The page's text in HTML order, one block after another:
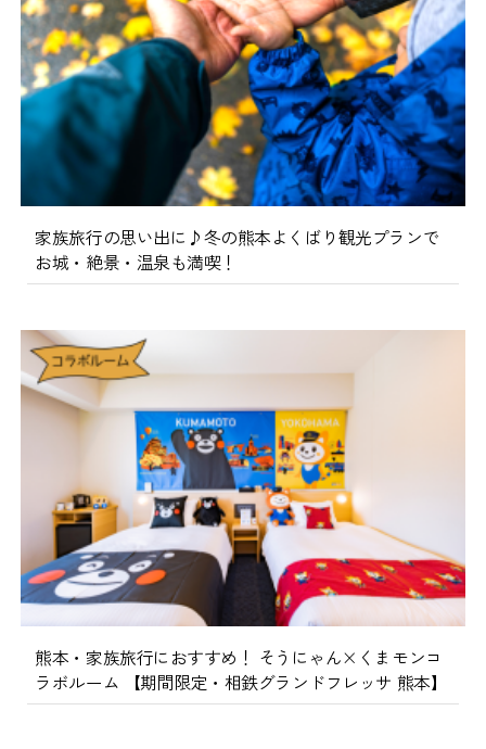
家族旅行の思い出に♪冬の熊本よくばり観光プランで
お城・絶景・温泉も満喫！
熊本・家族旅行におすすめ！ そうにゃん×くまモンコ
ラボルーム 【期間限定・相鉄グランドフレッサ 熊本】